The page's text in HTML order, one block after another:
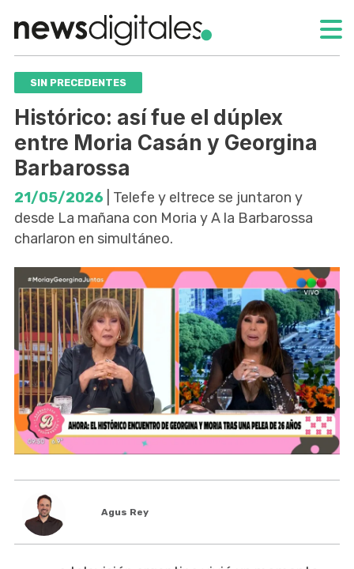
SIN PRECEDENTES
Histórico: así fue el dúplex
entre Moria Casán y Georgina
Barbarossa
21/05/2026 | Telefe y eltrece se juntaron y
desde La mañana con Moria y A la Barbarossa
charlaron en simultáneo.
Agus Rey